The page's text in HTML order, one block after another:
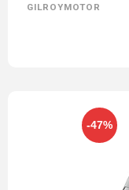
GILROYMOTOR
-47%